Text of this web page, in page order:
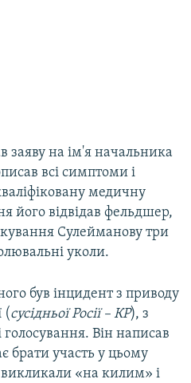
заяву на ім'я начальника
всі симптоми і
медичну
його відвідав фельдшер,
Сулейманову три
уколи.
був інцидент з приводу
(сусідньої Росії – КР), з
голосування. Він написав
брати участь у цьому
викликали «на килим» і